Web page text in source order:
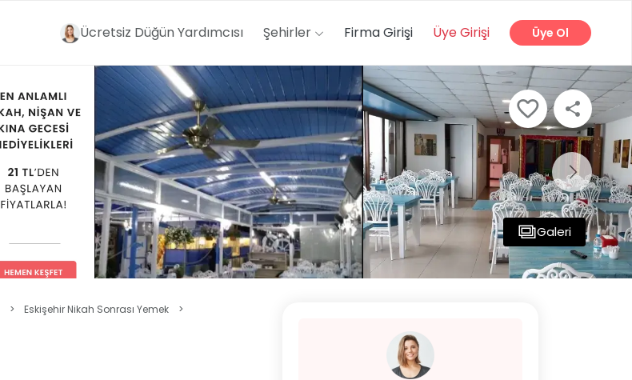
Ücretsiz Düğün Yardımcısı Şehirler Firma Girişi Üye Girişi Üye Ol
Galeri
> Eskişehir Nikah Sonrası Yemek
>